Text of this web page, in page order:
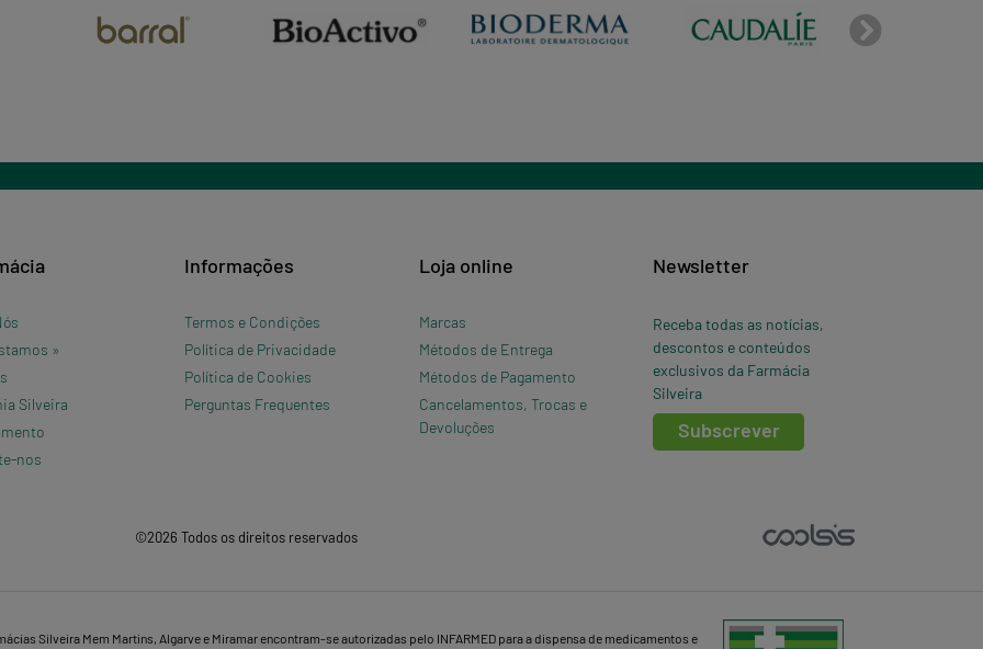
»
Silveira
nos
Informações
Termos e Condições
Política de Privacidade
Política de Cookies
Perguntas Frequentes
Loja online
Marcas
Métodos de Entrega
Métodos de Pagamento
Cancelamentos, Trocas e
Devoluções
Newsletter
Receba todas as notícias,
descontos e conteúdos
exclusivos da Farmácia
Silveira
Subscrever
©2026 Todos os direitos reservados
Silveira Mem Martins, Algarve e Miramar encontram-se autorizadas pelo INFARMED para a dispensa de medicamentos e